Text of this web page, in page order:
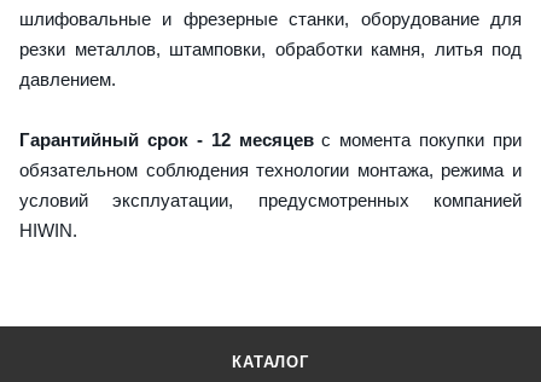
шлифовальные и фрезерные станки, оборудование для
резки металлов, штамповки, обработки камня, литья под
давлением.
Гарантийный срок - 12 месяцевс момента покупки при
обязательном соблюдения технологии монтажа, режима и
условий эксплуатации, предусмотренных компанией
HIWIN.
КАТАЛОГ